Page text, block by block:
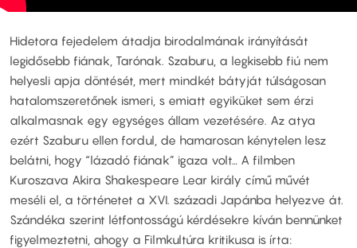
Hidetora fejedelem átadja birodalmának irányítását
legidősebb fiának, Tarónak. Szaburu, a legkisebb fiú nem
helyesli apja döntését, mert mindkét bátyját túlságosan
hatalomszeretőnek ismeri, s emiatt egyiküket sem érzi
alkalmasnak egy egységes állam vezetésére. Az atya
ezért Szaburu ellen fordul, de hamarosan kénytelen lesz
belátni, hogy “lázadó fiának” igaza volt… A filmben
Kuroszava Akira Shakespeare Lear király című művét
meséli el, a történetet a XVI. századi Japánba helyezve át.
Szándéka szerint létfontosságú kérdésekre kíván bennünket
figyelmeztetni, ahogy a Filmkultúra kritikusa is írta: